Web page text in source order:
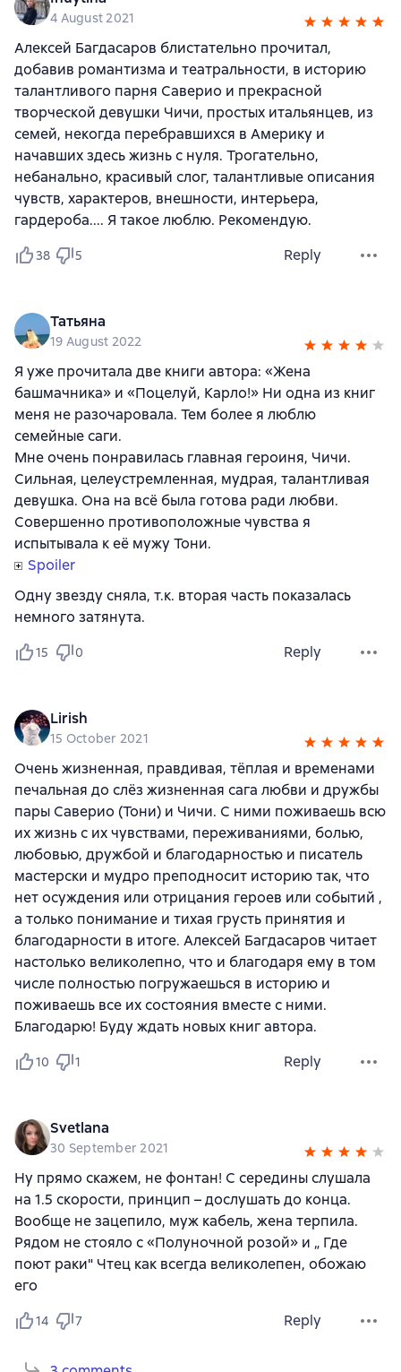
4 August 2021
Алексей Багдасаров блистательно прочитал,
добавив романтизма и театральности, в историю
талантливого парня Саверио и прекрасной
творческой девушки Чичи, простых итальянцев, из
семей, некогда перебравшихся в Америку и
начавших здесь жизнь с нуля. Трогательно,
небанально, красивый слог, талантливые описания
чувств, характеров, внешности, интерьера,
гардероба.... Я такое люблю. Рекомендую.
38 5 Reply
Татьяна
19 August 2022
Я уже прочитала две книги автора: «Жена
башмачника» и «Поцелуй, Карло!» Ни одна из книг
меня не разочаровала. Тем более я люблю
семейные саги.
Мне очень понравилась главная героиня, Чичи.
Сильная, целеустремленная, мудрая, талантливая
девушка. Она на всё была готова ради любви.
Совершенно противоположные чувства я
испытывала к её мужу Тони.
Spoiler
Одну звезду сняла, т.к. вторая часть показалась
немного затянута.
15 0 Reply
Lirish
15 October 2021
Очень жизненная, правдивая, тёплая и временами
печальная до слёз жизненная сага любви и дружбы
пары Саверио (Тони) и Чичи. С ними поживаешь всю
их жизнь с их чувствами, переживаниями, болью,
любовью, дружбой и благодарностью и писатель
мастерски и мудро преподносит историю так, что
нет осуждения или отрицания героев или событий ,
а только понимание и тихая грусть принятия и
благодарности в итоге. Алексей Багдасаров читает
настолько великолепно, что и благодаря ему в том
числе полностью погружаешься в историю и
поживаешь все их состояния вместе с ними.
Благодарю! Буду ждать новых книг автора.
10 1 Reply
Svetlana
30 September 2021
Ну прямо скажем, не фонтан! С середины слушала
на 1.5 скорости, принцип – дослушать до конца.
Вообще не зацепило, муж кабель, жена терпила.
Рядом не стояло с «Полуночной розой» и „ Где
поют раки" Чтец как всегда великолепен, обожаю
его
14 7 Reply